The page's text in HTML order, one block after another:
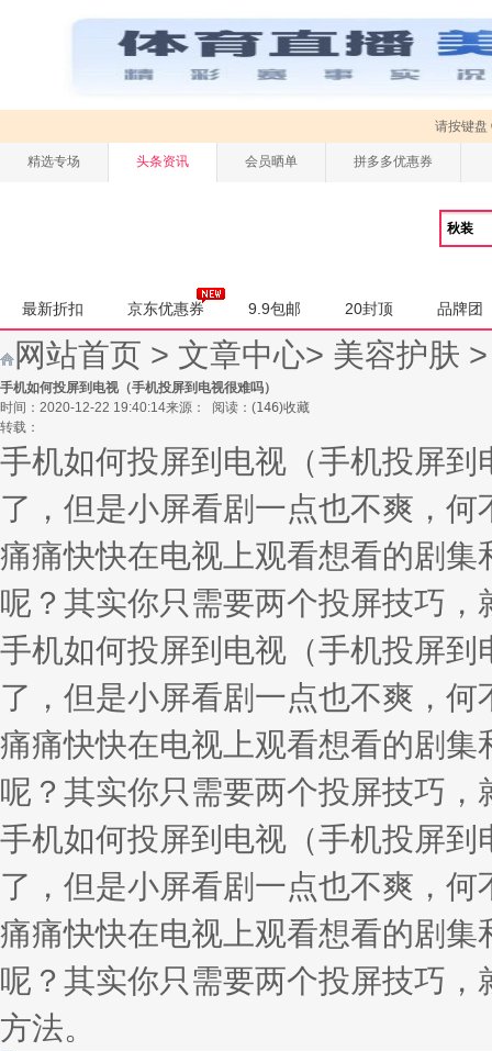
请按键盘
精选专场 头条资讯 会员晒单 拼多多优惠券
最新折扣 京东优惠券 9.9包邮 20封顶 品牌团
网站首页 > 文章中心> 美容护肤
手机如何投屏到电视（手机投屏到电视很难吗）
时间：2020-12-22 19:40:14来源： 阅读： (146)收藏
转载：
手机如何投屏到电视（手机投屏
了，但是小屏看剧一点也不爽，
痛痛快快在电视上观看想看的剧
呢？其实你只需要两个投屏技巧
手机如何投屏到电视（手机投屏
了，但是小屏看剧一点也不爽，
痛痛快快在电视上观看想看的剧
呢？其实你只需要两个投屏技巧
手机如何投屏到电视（手机投屏
了，但是小屏看剧一点也不爽，
痛痛快快在电视上观看想看的剧
呢？其实你只需要两个投屏技巧
方法。